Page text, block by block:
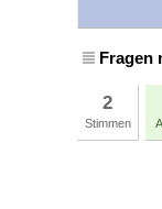
Fragen
2
Stimmen